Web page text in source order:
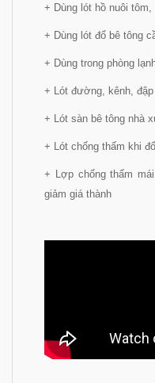
+ Dùng lót hồ nuôi tôm,
+ Dùng lót đổ bê tông
+ Dùng trong phòng
+ Lót đường, kênh, đập
+ Lót sàn bê tông nhà
+ Lót chống thấm khi
+ Lợp chống thấm
giảm giá thành